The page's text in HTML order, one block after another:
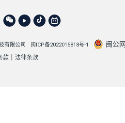
有限公司 闽ICP备2022015818号-1 闽公
款 法律条款